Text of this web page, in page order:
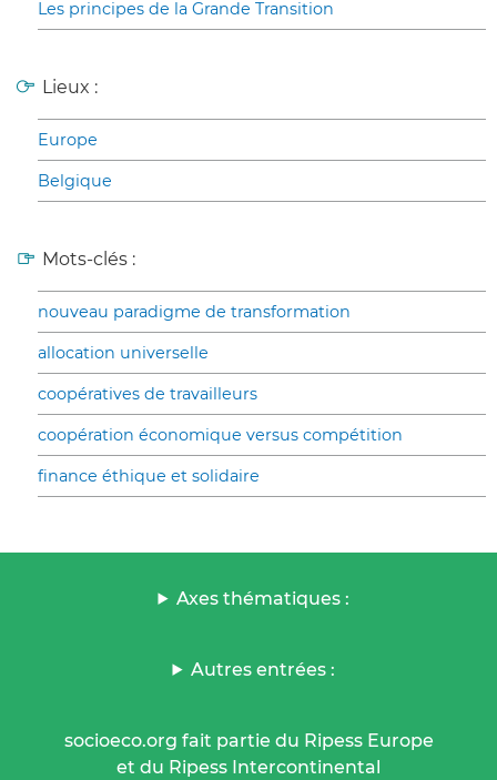
Les principes de la Grande Transition
Lieux :
Europe
Belgique
Mots-clés :
nouveau paradigme de transformation
allocation universelle
coopératives de travailleurs
coopération économique versus compétition
finance éthique et solidaire
Axes thématiques :
Autres entrées :
socioeco.org fait partie du Ripess Europe
et du Ripess Intercontinental